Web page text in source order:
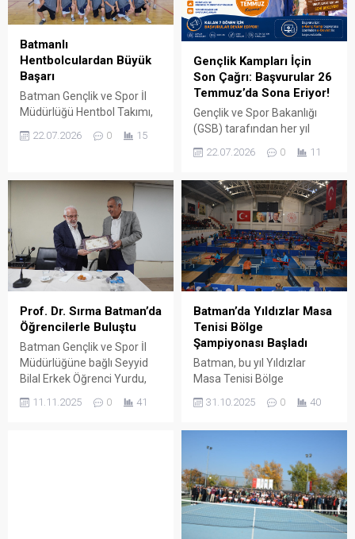
Batmanlı
Hentbolculardan Büyük
Başarı
Batman Gençlik ve Spor İl
Müdürlüğü Hentbol Takımı,
Anadolu Yıldızlar Ligi
üstün performansla
grubunu lider tamamlayarak
adını Türkiye Finalleri’ne
yazdırdı.
22.07.2026 0 15
Gençlik Kampları İçin
Son Çağrı: Başvurular 26
Temmuz’da Sona Eriyor!
Gençlik ve Spor Bakanlığı
(GSB) tarafından her yıl
düzenlenen 2026 Yaz
Dönemi Gençlik Kampları
son viraja girildi. İlk 5 kamp
döneminin sonuçlarının
Haziran ayında
açıklanmasının ardından,
kalan 7 dönem için
başvurular 26 Temmuz
2026 tarihine kadar devam
edecek.
22.07.2026 0 11
Prof. Dr. Sırma Batman’da
Öğrencilerle Buluştu
Batman Gençlik ve Spor İl
Müdürlüğüne bağlı Seyyid
Bilal Erkek Öğrenci Yurdu,
Dr. İhsan Süreyya Sırma’yı
11.11.2025 0 41
Batman’da Yıldızlar Masa
Tenisi Bölge
Şampiyonası Başladı
Batman, bu yıl Yıldızlar
Masa Tenisi Bölge
yapıyor.
31.10.2025 0 40